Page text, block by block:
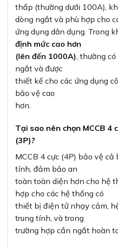
thấp (thường dưới 100A),
dòng ngắt và phù hợp cho
ứng dụng dân dụng. Trong
định mức cao hơn
(lên đến 1000A) , thường
ngắt và được
thiết kế cho các ứng dụng
bảo vệ cao
hơn.
Tại sao nên chọn MCCB 4
(3P)?
MCCB 4 cực (4P) bảo vệ
tính, đảm bảo an
toàn toàn diện hơn cho hệ
hợp cho các hệ thống có
thiết bị điện tử nhạy cảm,
trung tính, và trong
trường hợp cần ngắt hoàn